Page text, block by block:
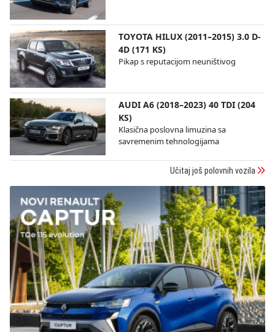
TOYOTA HILUX (2011–2015) 3.0 D-
4D (171 KS)
Pikap s reputacijom neuništivog
AUDI A6 (2018–2023) 40 TDI (204
KS)
Klasična poslovna limuzina sa
savremenim tehnologijama
Učitaj još polovnih vozila